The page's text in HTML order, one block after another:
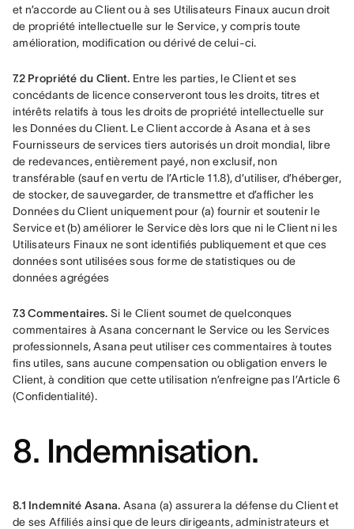
et n’accorde au Client ou à ses Utilisateurs Finaux aucun droit
de propriété intellectuelle sur le Service, y compris toute
amélioration, modification ou dérivé de celui-ci.
7.2 Propriété du Client. Entre les parties, le Client et ses
concédants de licence conserveront tous les droits, titres et
intérêts relatifs à tous les droits de propriété intellectuelle sur
les Données du Client. Le Client accorde à Asana et à ses
Fournisseurs de services tiers autorisés un droit mondial, libre
de redevances, entièrement payé, non exclusif, non
transférable (sauf en vertu de l’Article 11.8), d’utiliser, d’héberger,
de stocker, de sauvegarder, de transmettre et d’afficher les
Données du Client uniquement pour (a) fournir et soutenir le
Service et (b) améliorer le Service dès lors que ni le Client ni les
Utilisateurs Finaux ne sont identifiés publiquement et que ces
données sont utilisées sous forme de statistiques ou de
données agrégées
7.3 Commentaires. Si le Client soumet de quelconques
commentaires à Asana concernant le Service ou les Services
professionnels, Asana peut utiliser ces commentaires à toutes
fins utiles, sans aucune compensation ou obligation envers le
Client, à condition que cette utilisation n’enfreigne pas l’Article 6
(Confidentialité).
8. Indemnisation.
8.1 Indemnité Asana. Asana (a) assurera la défense du Client et
de ses Affiliés ainsi que de leurs dirigeants, administrateurs et